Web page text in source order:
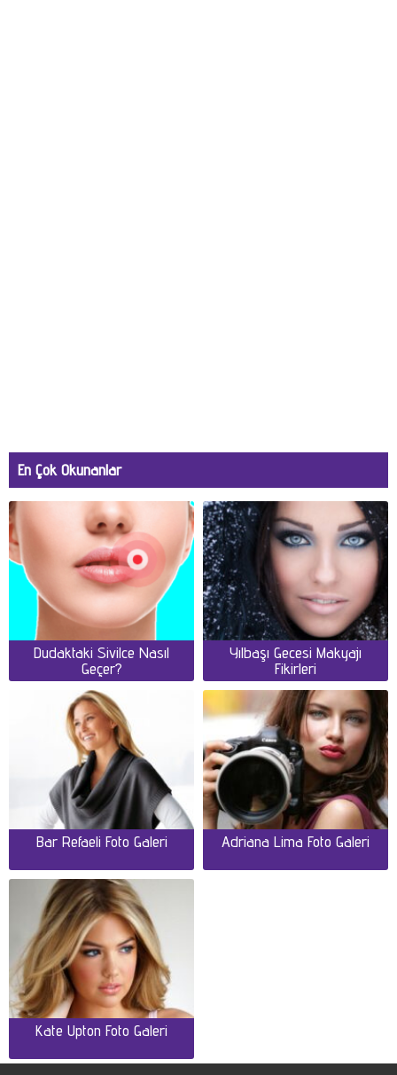
En Çok Okunanlar
Dudaktaki Sivilce Nasıl
Geçer?
Yılbaşı Gecesi Makyajı
Fikirleri
Bar Refaeli Foto Galeri Adriana Lima Foto Galeri
Kate Upton Foto Galeri